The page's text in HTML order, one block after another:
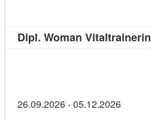
Dipl. Woman Vitaltrainerin
26.09.2026 - 05.12.2026